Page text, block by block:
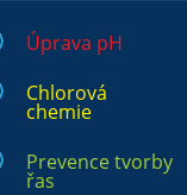
Úprava pH
Chlorová
chemie
Prevence tvorby
řas